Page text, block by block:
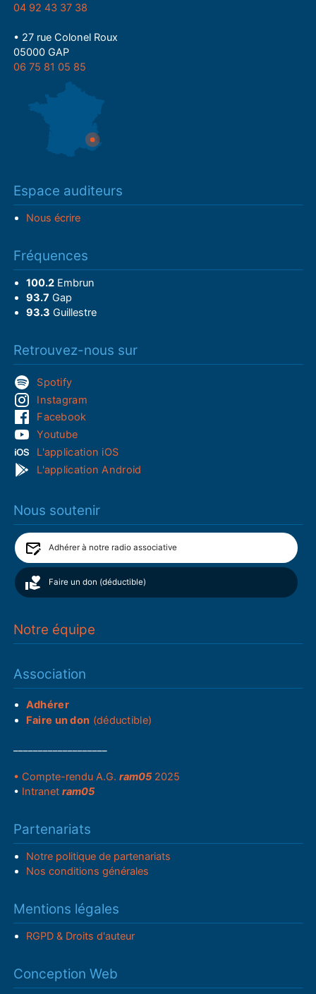
04 92 43 37 38
• 27 rue Colonel Roux
05000 GAP
06 75 81 05 85
Espace auditeurs
Nous écrire
Fréquences
100.2Embrun
93.7 Gap
93.3 Guillestre
Retrouvez-nous sur
Spotify
Instagram
Facebook
Youtube
L'application iOS
L'application Android
Nous soutenir
Adhérer à notre radio associative
Faire un don (déductible)
Notre équipe
Association
Adhérer
Faire un don (déductible)
• Compte-rendu A.G.ram05 2025
• Intranetram05
Partenariats
Notre politique de partenariats
Nos conditions générales
Mentions légales
RGPD & Droits d'auteur
Conception Web